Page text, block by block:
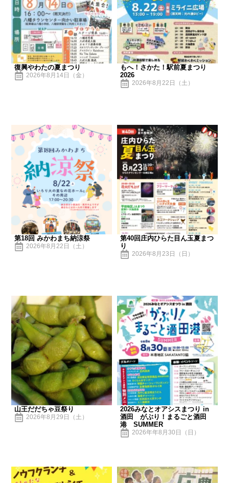
復興やわたの夏まつり
2026年8月14日（金）
もへ！さかた！駅前夏まつり
2026
2026年8月22日（土）
第18回 みかわまち納涼祭
2026年8月22日（土）
第40回庄内ひらた目ん玉夏まつ
り
2026年8月23日（日）
山王だだちゃ豆祭り
2026年8月29日（土）
2026みなとオアシスまつり in
酒田 がぶり！まるごと酒田
港 SUMMER
2026年年8月30日（日）